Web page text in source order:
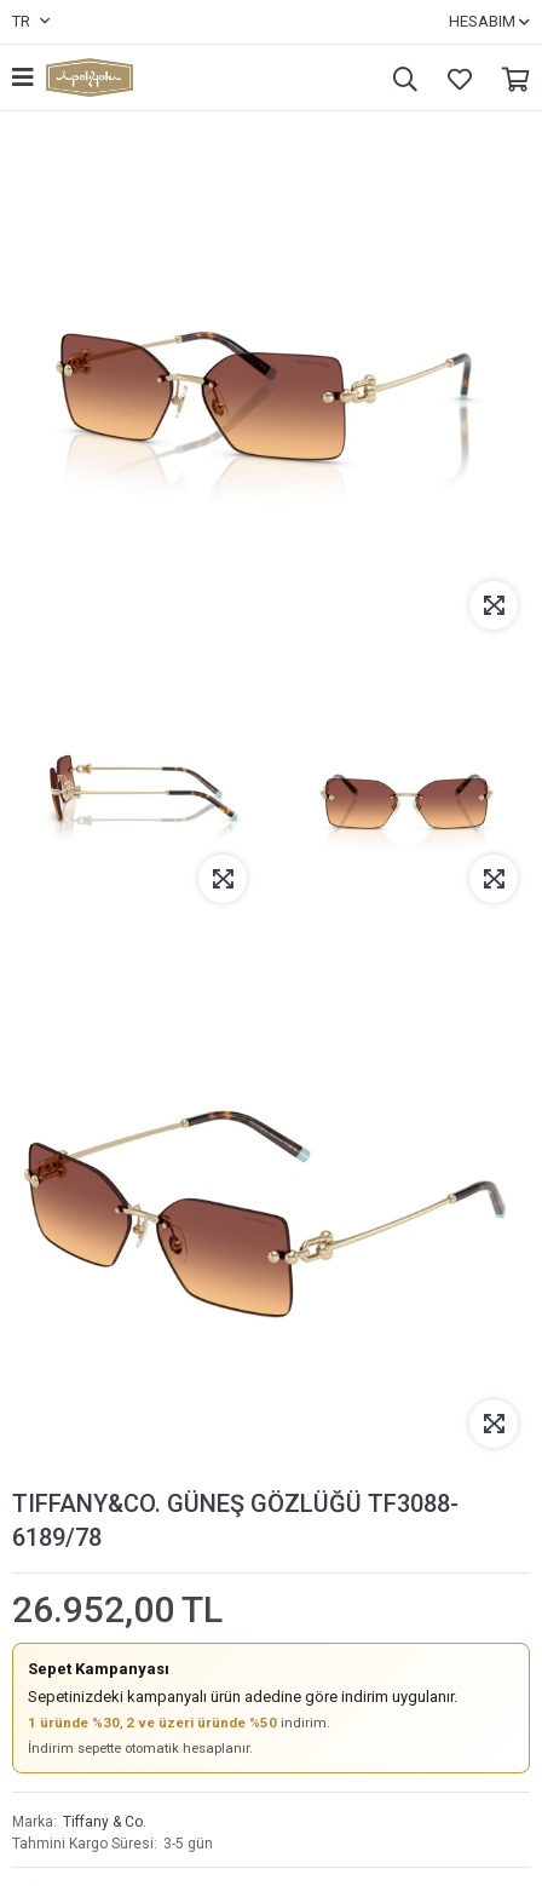
TR HESABIM
TIFFANY&CO. GÜNEŞ GÖZLÜĞÜ TF3088-
6189/78
26.952,00 TL
Sepet Kampanyası
Sepetinizdeki kampanyalı ürün adedine göre indirim uygulanır.
1 üründe %30, 2 ve üzeri üründe %50 indirim.
İndirim sepette otomatik hesaplanır.
Marka
Tiffany & Co.
Tahmini Kargo Süresi
3-5 gün